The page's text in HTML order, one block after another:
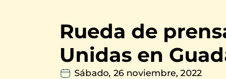
navegación
Rueda de
Unidas en
Sábado, 26 noviembre, 2022